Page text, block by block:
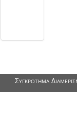
Συγκρότημα